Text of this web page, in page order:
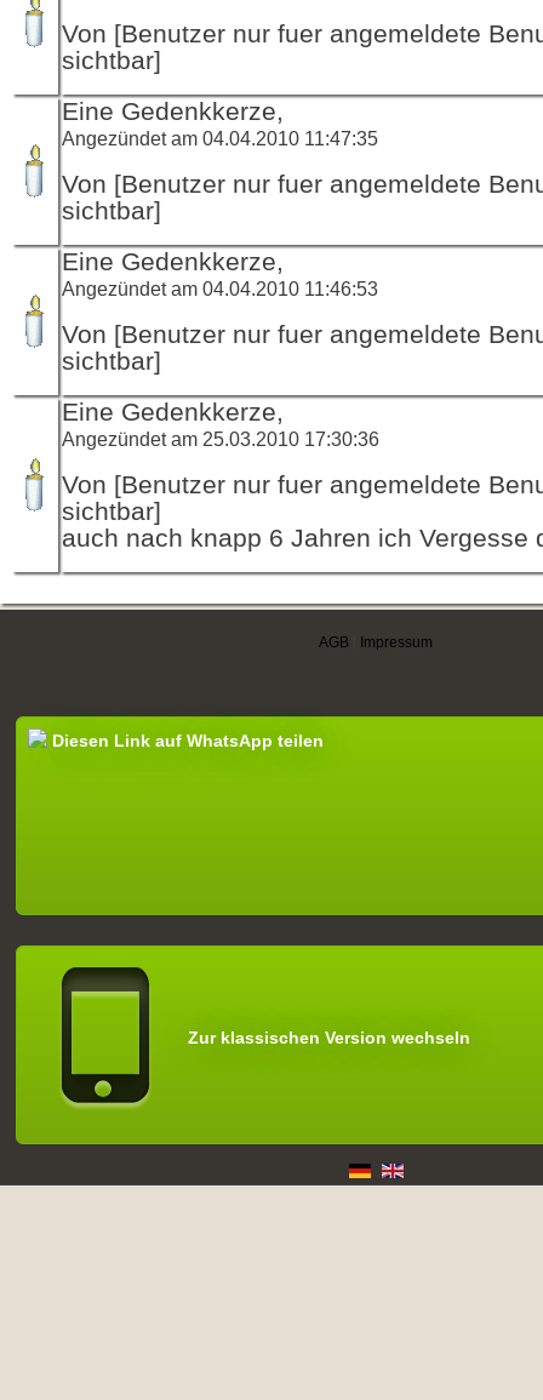
Von [Benutzer nur fuer angemeldete
sichtbar]
Eine Gedenkkerze,
Angezündet am 04.04.2010 11:47:35
Von [Benutzer nur fuer angemeldete
sichtbar]
Eine Gedenkkerze,
Angezündet am 04.04.2010 11:46:53
Von [Benutzer nur fuer angemeldete
sichtbar]
Eine Gedenkkerze,
Angezündet am 25.03.2010 17:30:36
Von [Benutzer nur fuer angemeldete
sichtbar]
auch nach knapp 6 Jahren ich Vergesse
AGB Impressum
Diesen Link auf WhatsApp teilen
Zur klassischen Version wechseln